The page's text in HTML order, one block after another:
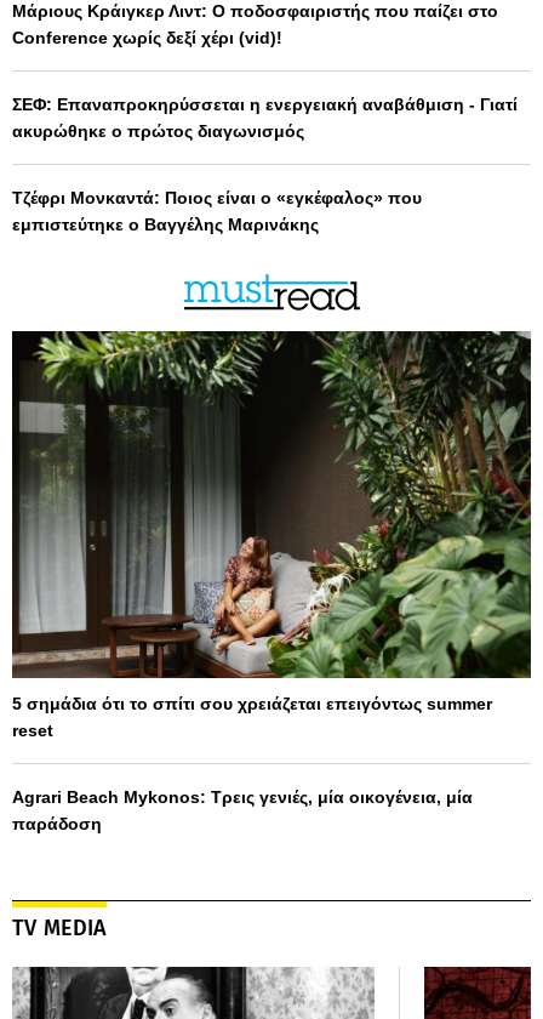
Μάριους Κράιγκερ Λιντ: Ο ποδοσφαιριστής που παίζει στο
Conference χωρίς δεξί χέρι (vid)!
ΣΕΦ: Επαναπροκηρύσσεται η ενεργειακή αναβάθμιση - Γιατί
ακυρώθηκε ο πρώτος διαγωνισμός
Τζέφρι Μονκαντά: Ποιος είναι ο «εγκέφαλος» που
εμπιστεύτηκε ο Βαγγέλης Μαρινάκης
5 σημάδια ότι το σπίτι σου χρειάζεται επειγόντως summer
reset
Agrari Beach Mykonos: Τρεις γενιές, μία οικογένεια, μία
παράδοση
TV MEDIA